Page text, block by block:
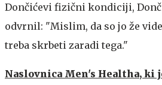
Dončićevi fizični kondiciji,
odvrnil: "Mislim, da so jo že
treba skrbeti zaradi tega."
Naslovnica Men's Healtha, ki